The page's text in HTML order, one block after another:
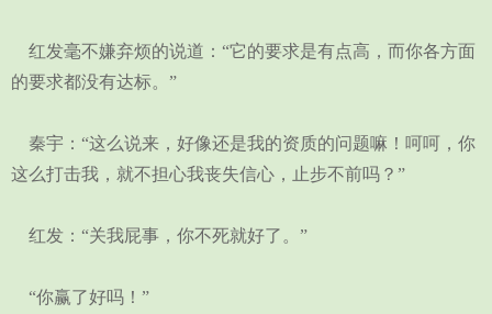
红发毫不嫌弃烦的说道：“它的要求是有点高，而你各方面
的要求都没有达标。”
秦宇：“这么说来，好像还是我的资质的问题嘛！呵呵，你
这么打击我，就不担心我丧失信心，止步不前吗？”
红发：“关我屁事，你不死就好了。”
“你赢了好吗！”